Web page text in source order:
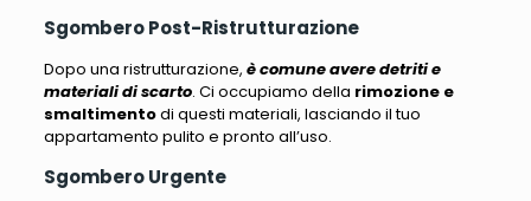
Sgombero Post-Ristrutturazione
Dopo una ristrutturazione, è comune avere detriti e
materiali di scarto. Ci occupiamo della rimozione e
smaltimentodi questi materiali, lasciando il tuo
appartamento pulito e pronto all’uso.
Sgombero Urgente